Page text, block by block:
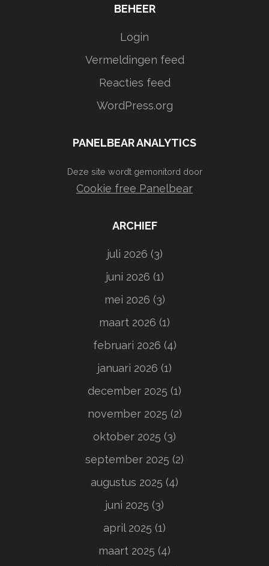
BEHEER
Login
Vermeldingen feed
Reacties feed
WordPress.org
PANELBEAR ANALYTICS
Deze site wordt gemonitord door
Cookie free Panelbear
ARCHIEF
juli 2026 (3)
juni 2026 (1)
mei 2026 (3)
maart 2026 (1)
februari 2026 (4)
januari 2026 (1)
december 2025 (1)
november 2025 (2)
oktober 2025 (3)
september 2025 (2)
augustus 2025 (4)
juni 2025 (3)
april 2025 (1)
maart 2025 (4)